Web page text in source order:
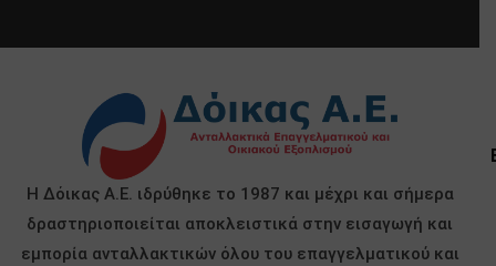
Η Δόικας Α.Ε. ιδρύθηκε το 1987 και μέχρι και σήμερα
δραστηριοποιείται αποκλειστικά στην εισαγωγή και
εμπορία ανταλλακτικών όλου του επαγγελματικού και